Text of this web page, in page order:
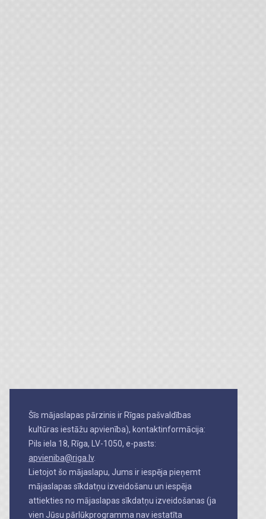
Šīs mājaslapas pārzinis ir Rīgas pašvaldības
kultūras iestāžu apvienība), kontaktinformācija:
Pils iela 18, Rīga, LV-1050, e-pasts:
apvieniba@riga.lv.
Lietojot šo mājaslapu, Jums ir iespēja pieņemt
mājaslapas sīkdatņu izveidošanu un iespēja
attiekties no mājaslapas sīkdatņu izveidošanas (ja
vien Jūsu pārlūkprogramma nav iestatīta